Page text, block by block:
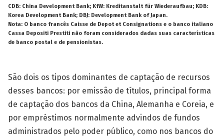
CDB: China Development Bank; KfW: Kreditanstalt für Wiederaufbau; KDB:
Korea Development Bank; DBJ: Development Bank of Japan.
Nota: O banco francês Caisse de Depot et Consignations e o banco italiano
Cassa Depositi Prestiti não foram considerados dadas suas características
de banco postal e de pensionistas.
São dois os tipos dominantes de captação de recursos
desses bancos: por emissão de títulos, principal forma
de captação dos bancos da China, Alemanha e Coreia, e
por empréstimos normalmente advindos de fundos
administrados pelo poder público, como nos bancos do